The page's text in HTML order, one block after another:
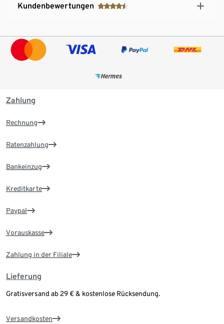
Kundenbewertungen
Zahlung
Rechnung
Ratenzahlung
Bankeinzug
Kreditkarte
Paypal
Vorauskasse
Zahlung in der Filiale
Lieferung
Gratisversand ab 29 € & kostenlose Rücksendung.
Versandkosten